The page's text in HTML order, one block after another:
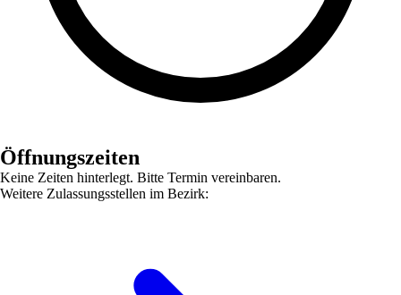
Öffnungszeiten
Keine Zeiten hinterlegt. Bitte Termin vereinbaren.
Weitere Zulassungsstellen im Bezirk: